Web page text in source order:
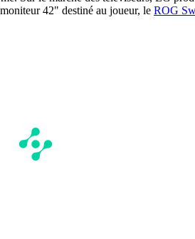
42" destiné au joueur, le ROG